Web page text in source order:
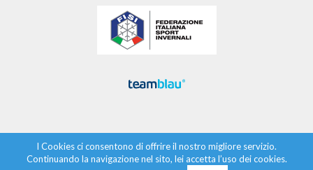
I Cookies ci consentono di offrire il nostro migliore servizio.
Continuando la navigazione nel sito, lei accetta l’uso dei cookies.